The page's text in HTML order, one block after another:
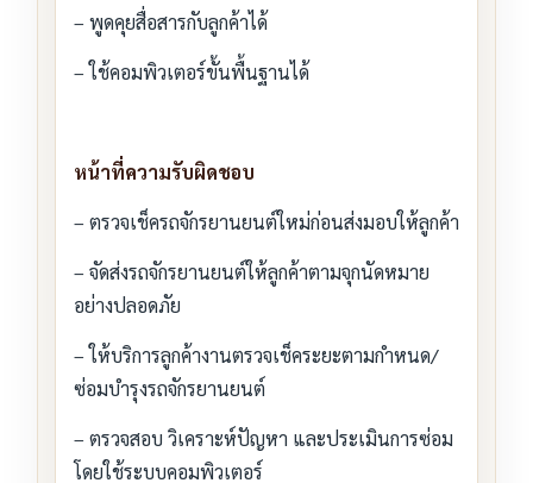
– พูดคุยสื่อสารกับลูกค้าได้
– ใช้คอมพิวเตอร์ขั้นพื้นฐานได้
หน้าที่ความรับผิดชอบ
– ตรวจเช็ครถจักรยานยนต์ใหม่ก่อนส่งมอบให้ลูกค้า
– จัดส่งรถจักรยานยนต์ให้ลูกค้าตามจุกนัดหมาย
อย่างปลอดภัย
– ให้บริการลูกค้างานตรวจเช็คระยะตามกำหนด/
ซ่อมบำรุงรถจักรยานยนต์
– ตรวจสอบ วิเคราะห์ปัญหา และประเมินการซ่อม
โดยใช้ระบบคอมพิวเตอร์